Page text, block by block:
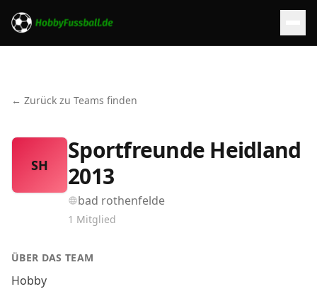
← Zurück zu Teams finden
SH
Sportfreunde Heidland
2013
bad rothenfelde
1 Mitglied
ÜBER DAS TEAM
Hobby